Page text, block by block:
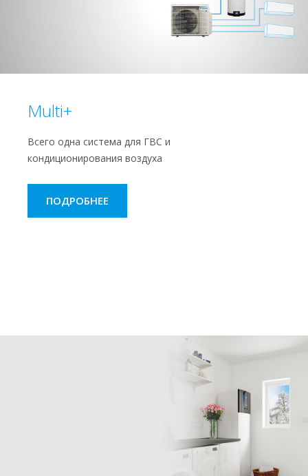
Multi+
Всего одна система для ГВС и
кондиционирования воздуха
ПОДРОБНЕЕ